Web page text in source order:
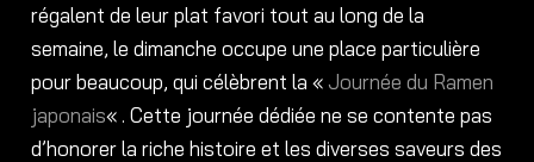
régalent de leur plat favori tout au long de la
semaine, le dimanche occupe une place particulière
pour beaucoup, qui célèbrent la « Journée du Ramen
japonais« . Cette journée dédiée ne se contente pas
d’honorer la riche histoire et les diverses saveurs des